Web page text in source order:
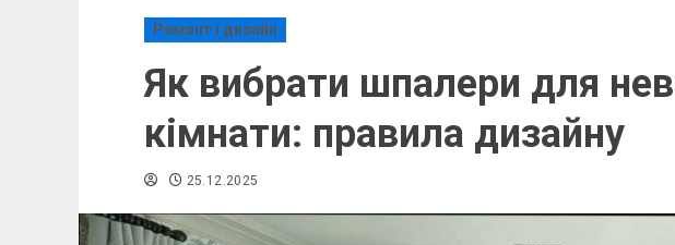
Ремонт і дизайн
Як вибрати шпалери для
кімнати: правила дизайну
25.12.2025